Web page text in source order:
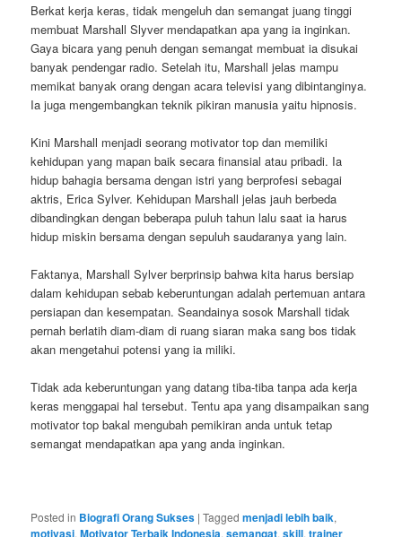
Berkat kerja keras, tidak mengeluh dan semangat juang tinggi
membuat Marshall Slyver mendapatkan apa yang ia inginkan.
Gaya bicara yang penuh dengan semangat membuat ia disukai
banyak pendengar radio. Setelah itu, Marshall jelas mampu
memikat banyak orang dengan acara televisi yang dibintanginya.
Ia juga mengembangkan teknik pikiran manusia yaitu hipnosis.
Kini Marshall menjadi seorang motivator top dan memiliki
kehidupan yang mapan baik secara finansial atau pribadi. Ia
hidup bahagia bersama dengan istri yang berprofesi sebagai
aktris, Erica Sylver. Kehidupan Marshall jelas jauh berbeda
dibandingkan dengan beberapa puluh tahun lalu saat ia harus
hidup miskin bersama dengan sepuluh saudaranya yang lain.
Faktanya, Marshall Sylver berprinsip bahwa kita harus bersiap
dalam kehidupan sebab keberuntungan adalah pertemuan antara
persiapan dan kesempatan. Seandainya sosok Marshall tidak
pernah berlatih diam-diam di ruang siaran maka sang bos tidak
akan mengetahui potensi yang ia miliki.
Tidak ada keberuntungan yang datang tiba-tiba tanpa ada kerja
keras menggapai hal tersebut. Tentu apa yang disampaikan sang
motivator top bakal mengubah pemikiran anda untuk tetap
semangat mendapatkan apa yang anda inginkan.
Posted in Biografi Orang Sukses |Tagged menjadi lebih baik,
motivasi,Motivator Terbaik Indonesia,semangat,skill,trainer